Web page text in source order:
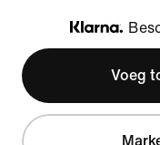
Voeg